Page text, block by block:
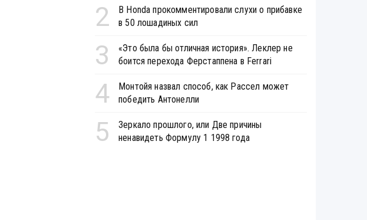
2
В Honda прокомментировали слухи о прибавке
в 50 лошадиных сил
3
«Это была бы отличная история». Леклер не
боится перехода Ферстаппена в Ferrari
4
Монтойя назвал способ, как Рассел может
победить Антонелли
5
Зеркало прошлого, или Две причины
ненавидеть Формулу 1 1998 года